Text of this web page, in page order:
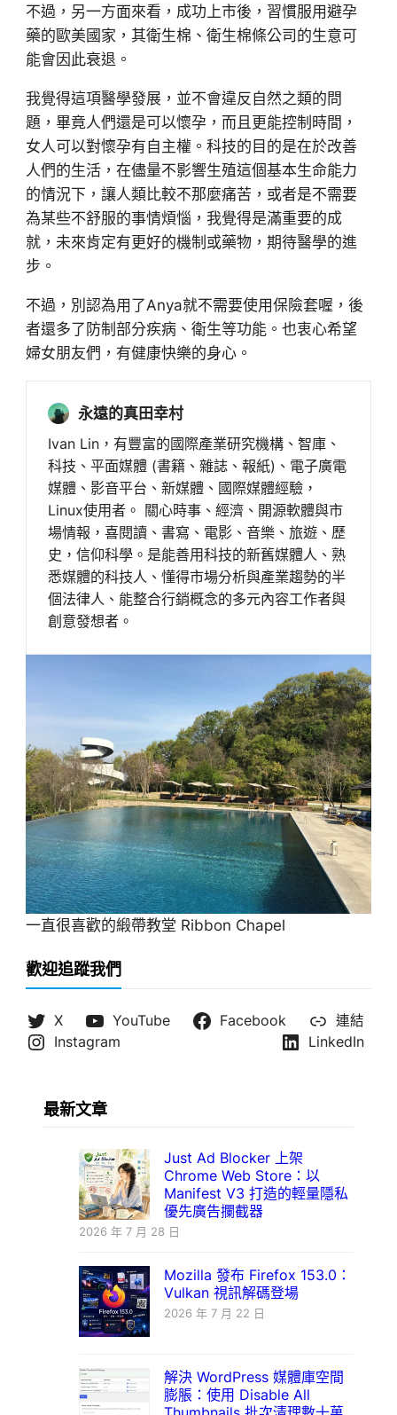
不過，另一方面來看，成功上市後，習慣服用避孕
藥的歐美國家，其衛生棉、衛生棉條公司的生意可
能會因此衰退。
我覺得這項醫學發展，並不會違反自然之類的問
題，畢竟人們還是可以懷孕，而且更能控制時間，
女人可以對懷孕有自主權。科技的目的是在於改善
人們的生活，在儘量不影響生殖這個基本生命能力
的情況下，讓人類比較不那麼痛苦，或者是不需要
為某些不舒服的事情煩惱，我覺得是滿重要的成
就，未來肯定有更好的機制或藥物，期待醫學的進
步。
不過，別認為用了Anya就不需要使用保險套喔，後
者還多了防制部分疾病、衛生等功能。也衷心希望
婦女朋友們，有健康快樂的身心。
永遠的真田幸村
Ivan Lin，有豐富的國際產業研究機構、智庫、
科技、平面媒體 (書籍、雜誌、報紙)、電子廣電
媒體、影音平台、新媒體、國際媒體經驗，
Linux使用者。 關心時事、經濟、開源軟體與市
場情報，喜閱讀、書寫、電影、音樂、旅遊、歷
史，信仰科學。是能善用科技的新舊媒體人、熟
悉媒體的科技人、懂得市場分析與產業趨勢的半
個法律人、能整合行銷概念的多元內容工作者與
創意發想者。
一直很喜歡的緞帶教堂 Ribbon Chapel
歡迎追蹤我們
X YouTube Facebook
連結
Instagram
LinkedIn
最新文章
Just Ad Blocker 上架
Chrome Web Store：以
Manifest V3 打造的輕量隱私
優先廣告攔截器
2026 年 7 月 28 日
Mozilla 發布 Firefox 153.0：
Vulkan 視訊解碼登場
2026 年 7 月 22 日
解決 WordPress 媒體庫空間
膨脹：使用 Disable All